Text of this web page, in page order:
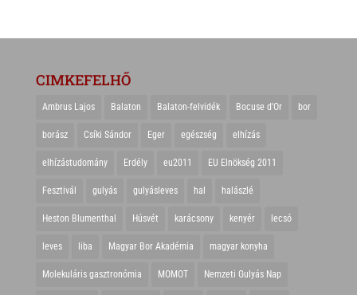
CIMKEFELHŐ
Ambrus Lajos Balaton Balaton-felvidék Bocuse d'Or bor
borász Csíki Sándor Eger egészség elhízás
elhízástudomány Erdély eu2011 EU Elnökség 2011
Fesztivál gulyás gulyásleves hal halászlé
Heston Blumenthal Húsvét karácsony kenyér lecsó
leves liba Magyar Bor Akadémia magyar konyha
Molekuláris gasztronómia MOMOT Nemzeti Gulyás Nap